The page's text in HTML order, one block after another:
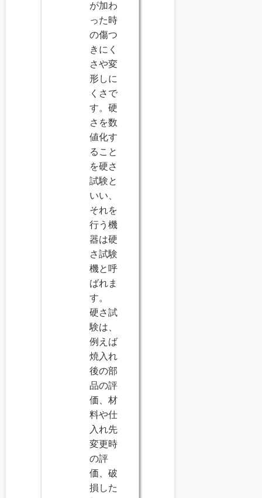
が加わ
った時
の傷つ
きにく
さや変
形しに
くさで
す。硬
さを数
値化す
ること
を硬さ
試験と
いい、
それを
行う機
器は硬
さ試験
機と呼
ばれま
す。
硬さ試
験は、
例えば
焼入れ
後の部
品の評
価、材
料や仕
入れ先
変更時
の評
価、破
損した